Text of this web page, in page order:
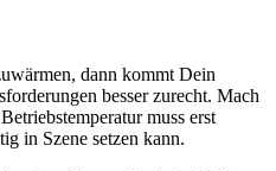
dann kommt Dein
besser zurecht. Mach
muss erst
in Szene setzen kann.